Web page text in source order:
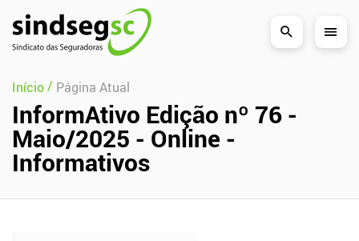
Pular Navegação (s)
Início/ Página Atual
InformAtivo Edição nº 76 -
Maio/2025 - Online -
Informativos